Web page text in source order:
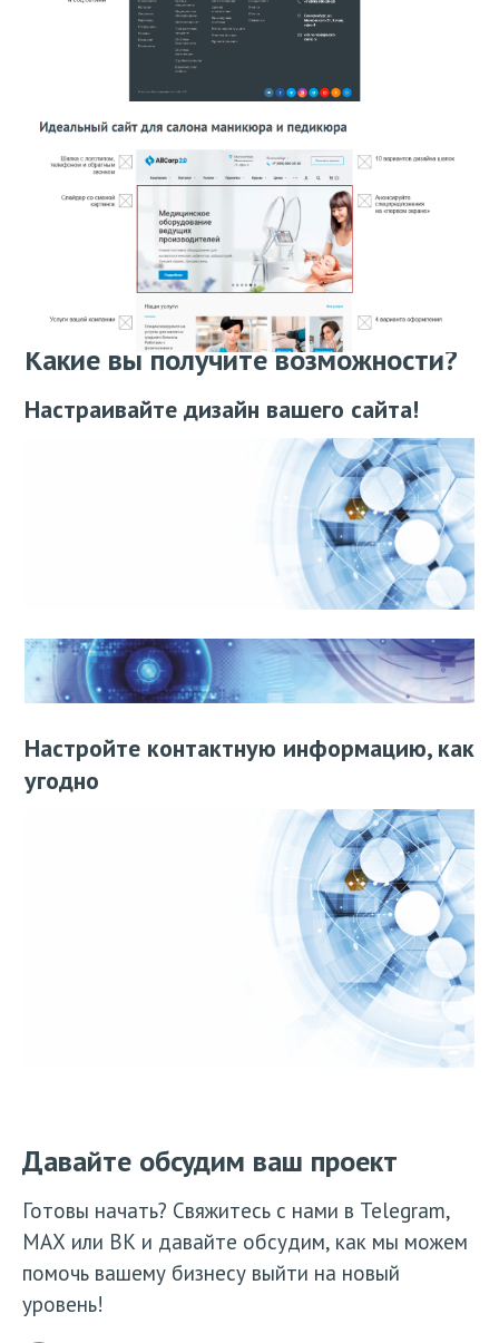
Какие вы получите возможности?
Настраивайте дизайн вашего сайта!
Настройте контактную информацию, как
угодно
Давайте обсудим ваш проект
Готовы начать? Свяжитесь с нами в Telegram,
МАХ или ВК и давайте обсудим, как мы можем
помочь вашему бизнесу выйти на новый
уровень!